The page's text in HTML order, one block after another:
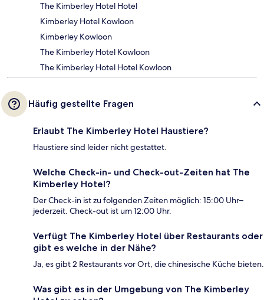
The Kimberley Hotel Hotel
Kimberley Hotel Kowloon
Kimberley Kowloon
The Kimberley Hotel Kowloon
The Kimberley Hotel Hotel Kowloon
Häufig gestellte Fragen
Erlaubt The Kimberley Hotel Haustiere?
Haustiere sind leider nicht gestattet.
Welche Check-in- und Check-out-Zeiten hat The
Kimberley Hotel?
Der Check-in ist zu folgenden Zeiten möglich: 15:00 Uhr–
jederzeit. Check-out ist um 12:00 Uhr.
Verfügt The Kimberley Hotel über Restaurants oder
gibt es welche in der Nähe?
Ja, es gibt 2 Restaurants vor Ort, die chinesische Küche bieten.
Was gibt es in der Umgebung von The Kimberley